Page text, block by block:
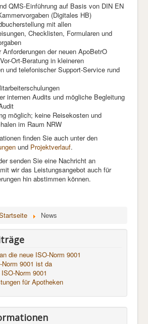
QMS-Einführung auf Basis von DIN EN
(Digitales HB)
mit allen
Checklisten, Formularen und
Anforderungen der neuen ApoBetrO
Ort-Beratung in kleineren
und telefonischer Support-Service rund
internen Audits und mögliche Begleitung
möglich; keine Reisekosten und
im Raum NRW
finden Sie auch unter den
und Projektverlauf.
senden Sie eine Nachricht an
wir das Leistungsangebot auch für
hin abstimmen können.
News
die neue ISO-Norm 9001
9001 ist da
Norm 9001
für Apotheken